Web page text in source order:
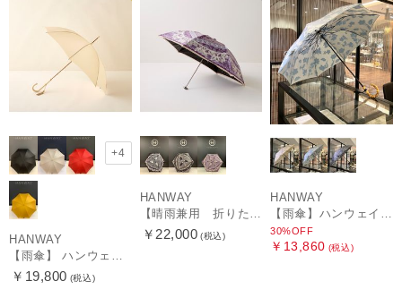
+4
HANWAY
【雨傘】 ハンウェイ （HANWAY） Couturier クチュリエ 長傘 日本製
￥19,800 (税込)
HANWAY
【晴雨兼用 折りたたみ日傘】ハンウェイ（ＨＡＮＷＡＹ）Vestido de frida（べスティード・デ・フリーダ）
￥22,000 (税込)
HANWAY
【雨傘】ハンウェイ (HANWAY) Lily CJ（リリー・シー・ジェー） 日本製 親骨：51～55cm
30%OFF
￥13,860 (税込)